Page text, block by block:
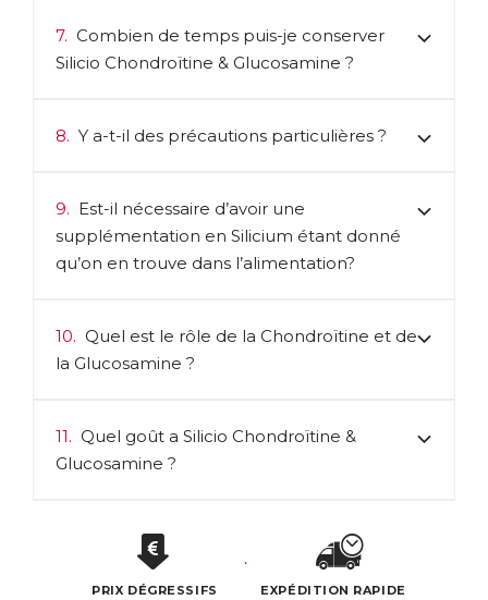
7. Combien de temps puis-je conserver
Silicio Chondroïtine & Glucosamine ?
8. Y a-t-il des précautions particulières ?
9. Est-il nécessaire d’avoir une
supplémentation en Silicium étant donné
qu’on en trouve dans l’alimentation?
10. Quel est le rôle de la Chondroïtine et de
la Glucosamine ?
11. Quel goût a Silicio Chondroïtine &
Glucosamine ?
PRIX DÉGRESSIFS
EXPÉDITION RAPIDE